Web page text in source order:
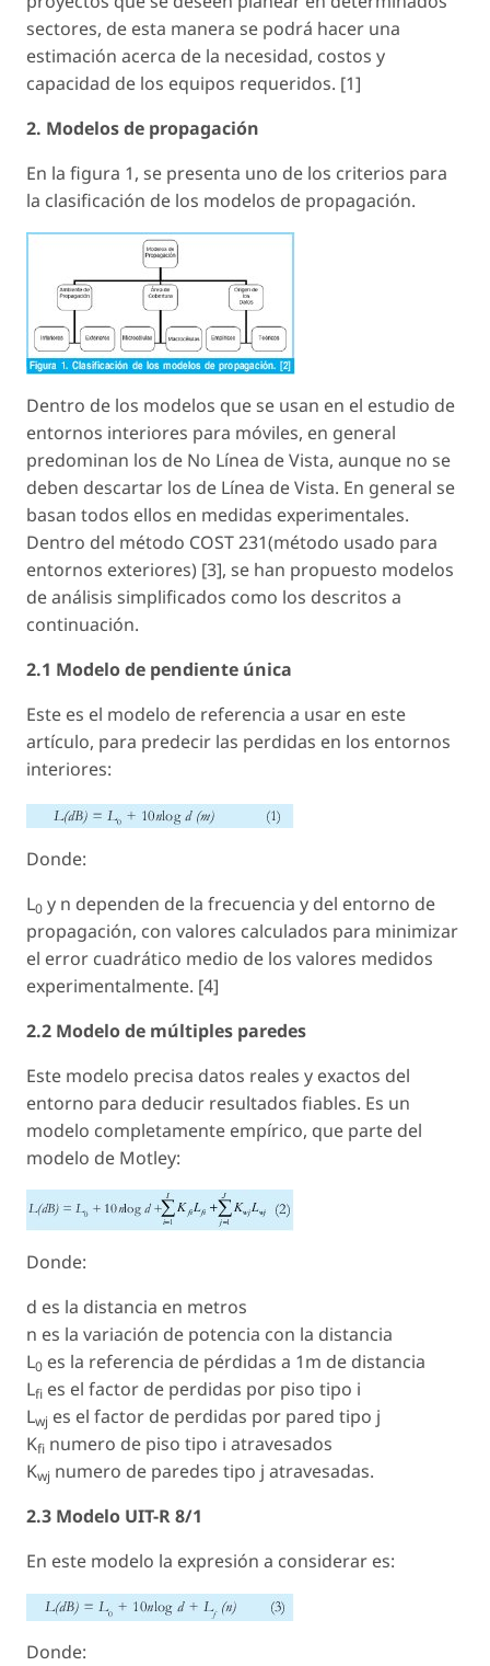
sectores, de esta manera se podrá hacer una
estimación acerca de la necesidad, costos y
capacidad de los equipos requeridos. [1]
2. Modelos de propagación
En la figura 1, se presenta uno de los criterios para
la clasificación de los modelos de propagación.
Dentro de los modelos que se usan en el estudio de
entornos interiores para móviles, en general
predominan los de No Línea de Vista, aunque no se
deben descartar los de Línea de Vista. En general se
basan todos ellos en medidas experimentales.
Dentro del método COST 231(método usado para
entornos exteriores) [3], se han propuesto modelos
de análisis simplificados como los descritos a
continuación.
2.1 Modelo de pendiente única
Este es el modelo de referencia a usar en este
artículo, para predecir las perdidas en los entornos
interiores:
Donde:
L0 y n dependen de la frecuencia y del entorno de
propagación, con valores calculados para minimizar
el error cuadrático medio de los valores medidos
experimentalmente. [4]
2.2 Modelo de múltiples paredes
Este modelo precisa datos reales y exactos del
entorno para deducir resultados fiables. Es un
modelo completamente empírico, que parte del
modelo de Motley:
Donde:
d es la distancia en metros
n es la variación de potencia con la distancia
L0 es la referencia de pérdidas a 1m de distancia
Lfi es el factor de perdidas por piso tipo i
Lwj es el factor de perdidas por pared tipo j
Kfi numero de piso tipo i atravesados
Kwj numero de paredes tipo j atravesadas.
2.3 Modelo UIT-R 8/1
En este modelo la expresión a considerar es:
Donde: